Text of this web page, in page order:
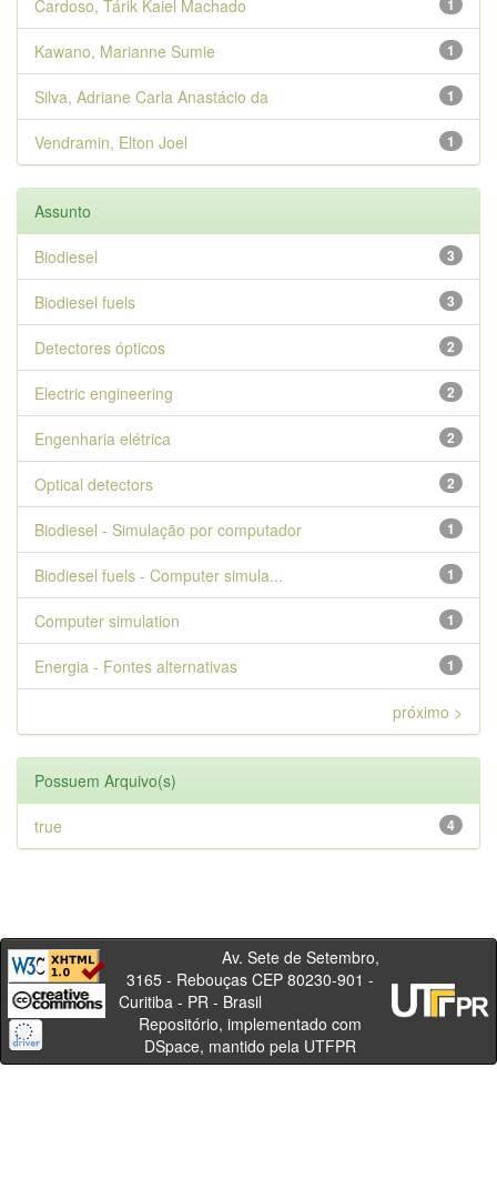
1
Cardoso, Tárik Kaiel Machado
1
Kawano, Marianne Sumie
1
Silva, Adriane Carla Anastácio da
1
Vendramin, Elton Joel
Assunto
3
Biodiesel
3
Biodiesel fuels
2
Detectores ópticos
2
Electric engineering
2
Engenharia elétrica
2
Optical detectors
1
Biodiesel - Simulação por computador
1
Biodiesel fuels - Computer simula...
1
Computer simulation
1
Energia - Fontes alternativas
próximo >
Possuem Arquivo(s)
4
true
Av. Sete de Setembro,
3165 - Rebouças CEP 80230-901 -
Curitiba - PR - Brasil
Repositório, implementado com
DSpace, mantido pela UTFPR